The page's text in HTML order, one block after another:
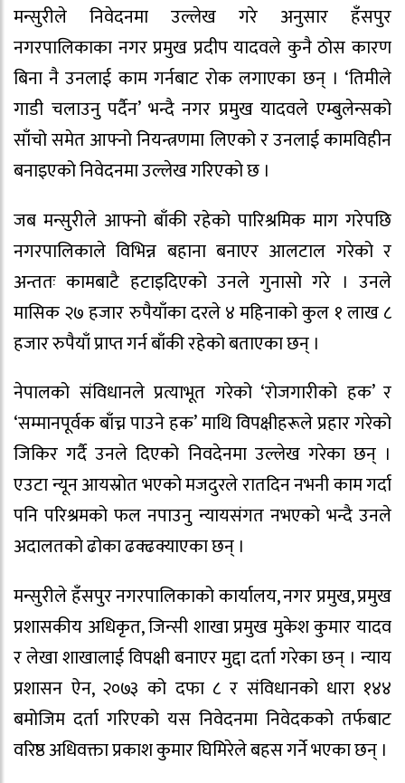
मन्सुरीले निवेदनमा उल्लेख गरे अनुसार हँसपुर
नगरपालिकाका नगर प्रमुख प्रदीप यादवले कुनै ठोस कारण
बिना नै उनलाई काम गर्नबाट रोक लगाएका छन् । ‘तिमीले
गाडी चलाउनु पर्दैन’ भन्दै नगर प्रमुख यादवले एम्बुलेन्सको
साँचो समेत आफ्नो नियन्त्रणमा लिएको र उनलाई कामविहीन
बनाइएको निवेदनमा उल्लेख गरिएको छ ।
जब मन्सुरीले आफ्नो बाँकी रहेको पारिश्रमिक माग गरेपछि
नगरपालिकाले विभिन्न बहाना बनाएर आलटाल गरेको र
अन्ततः कामबाटै हटाइदिएको उनले गुनासो गरे । उनले
मासिक २७ हजार रुपैयाँका दरले ४ महिनाको कुल १ लाख ८
हजार रुपैयाँ प्राप्त गर्न बाँकी रहेको बताएका छन् ।
नेपालको संविधानले प्रत्याभूत गरेको ‘रोजगारीको हक’ र
‘सम्मानपूर्वक बाँच्न पाउने हक’ माथि विपक्षीहरूले प्रहार गरेको
जिकिर गर्दै उनले दिएको निवदेनमा उल्लेख गरेका छन् ।
एउटा न्यून आयस्रोत भएको मजदुरले रातदिन नभनी काम गर्दा
पनि परिश्रमको फल नपाउनु न्यायसंगत नभएको भन्दै उनले
अदालतको ढोका ढक्ढक्याएका छन् ।
मन्सुरीले हँसपुर नगरपालिकाको कार्यालय, नगर प्रमुख, प्रमुख
प्रशासकीय अधिकृत, जिन्सी शाखा प्रमुख मुकेश कुमार यादव
र लेखा शाखालाई विपक्षी बनाएर मुद्दा दर्ता गरेका छन् । न्याय
प्रशासन ऐन, २०७३ को दफा ८ र संविधानको धारा १४४
बमोजिम दर्ता गरिएको यस निवेदनमा निवेदकको तर्फबाट
वरिष्ठ अधिवक्ता प्रकाश कुमार घिमिरेले बहस गर्ने भएका छन् ।